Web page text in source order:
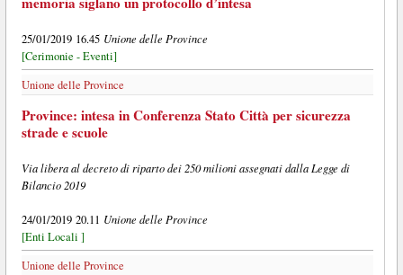
25/01/2019 16.45 Unione delle Province
[Cerimonie - Eventi]
Unione delle Province
Province: intesa in Conferenza Stato Città per sicurezza
strade e scuole
Via libera al decreto di riparto dei 250 milioni assegnati dalla Legge di
Bilancio 2019
24/01/2019 20.11 Unione delle Province
[Enti Locali ]
Unione delle Province